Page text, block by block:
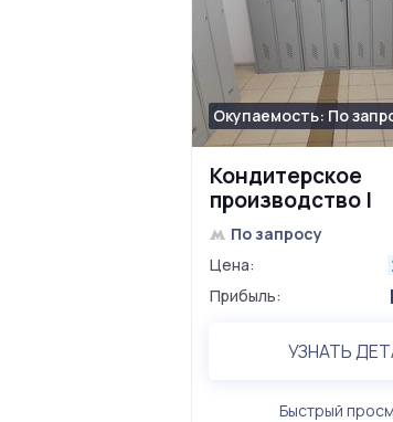
Кондитерское
производство |
Производство
650 м²
Окупаемость: По
По запросу
Цена:
Прибыль:
УЗНАТЬ
Быстрый